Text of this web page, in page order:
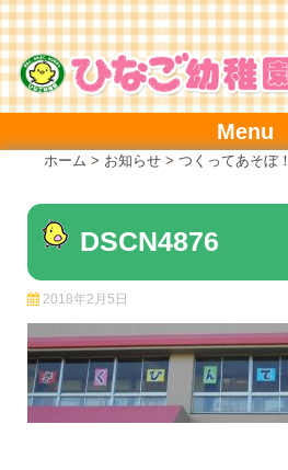
Skip
to
content
Menu
ホーム > お知らせ > つくってあそぼ！
DSCN4876
2018年2月5日